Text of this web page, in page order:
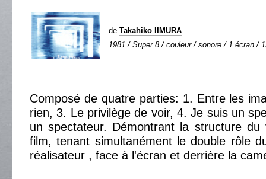
de Takahiko IIMURA
1981 / Super 8 / couleur / sonore / 1 écran /
Composé de quatre parties: 1. Entre les
rien, 3. Le privilège de voir, 4. Je suis un
un spectateur. Démontrant la structure du
film, tenant simultanément le double rôle
réalisateur , face à l'écran et derrière la